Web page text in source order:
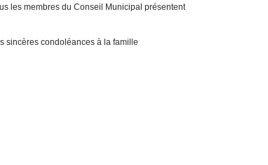
membres du Conseil Municipal présentent
sincères condoléances à la famille